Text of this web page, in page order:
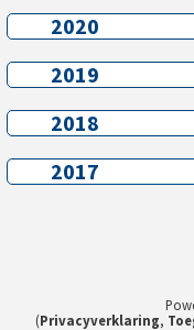
2020
2020
2019
2019
2018
2018
2017
2017
(Privacyverklaring,